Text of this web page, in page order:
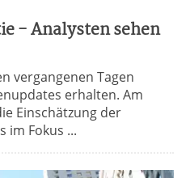
- Analysten sehen
vergangenen Tagen
erhalten. Am
Einschätzung der
im Fokus ...